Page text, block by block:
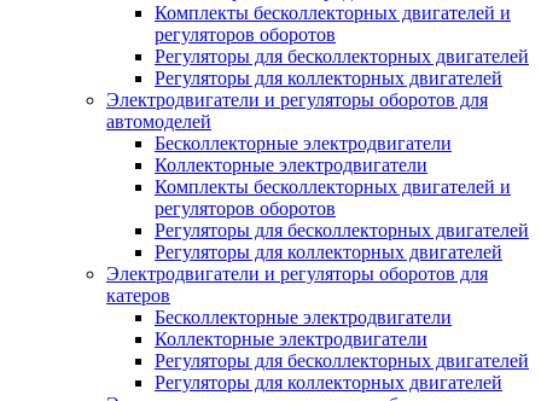
Комплекты бесколлекторных двигателей и
регуляторов оборотов
Регуляторы для бесколлекторных двигателей
Регуляторы для коллекторных двигателей
Электродвигатели и регуляторы оборотов для
автомоделей
Бесколлекторные электродвигатели
Коллекторные электродвигатели
Комплекты бесколлекторных двигателей и
регуляторов оборотов
Регуляторы для бесколлекторных двигателей
Регуляторы для коллекторных двигателей
Электродвигатели и регуляторы оборотов для
катеров
Бесколлекторные электродвигатели
Коллекторные электродвигатели
Регуляторы для бесколлекторных двигателей
Регуляторы для коллекторных двигателей